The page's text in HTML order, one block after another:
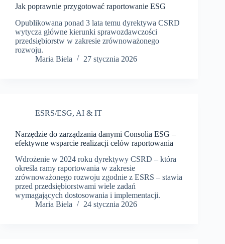
Jak poprawnie przygotować raportowanie ESG
Opublikowana ponad 3 lata temu dyrektywa CSRD
wytycza główne kierunki sprawozdawczości
przedsiębiorstw w zakresie zrównoważonego
rozwoju.
Maria Biela
27 stycznia 2026
ESRS/ESG, AI & IT
Narzędzie do zarządzania danymi Consolia ESG –
efektywne wsparcie realizacji celów raportowania
Wdrożenie w 2024 roku dyrektywy CSRD – która
określa ramy raportowania w zakresie
zrównoważonego rozwoju zgodnie z ESRS – stawia
przed przedsiębiorstwami wiele zadań
wymagających dostosowania i implementacji.
Maria Biela
24 stycznia 2026